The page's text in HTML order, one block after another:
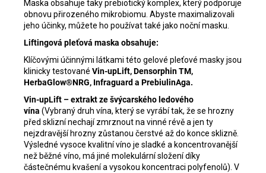
Maska obsahuje taky prebiotický komplex, který podporuje
obnovu přirozeného mikrobiomu. Abyste maximalizovali
jeho účinky, můžete ho používat také jako noční masku.
Liftingová pleťová maska obsahuje:
Klíčovými účinnými látkami této gelové pleťové masky jsou
klinicky testované Vin-upLift, Densorphin TM,
HerbaGlow®NRG, Infraguard a PrebiulinAga.
Vin-upLift – extrakt ze švýcarského ledového
vína (Vybraný druh vína, který se vyrábí tak, že se hrozny
před sklizní nechají zmrznout na vinné révě a jen ty
nejzdravější hrozny zůstanou čerstvé až do konce sklizně.
Výsledné vysoce kvalitní víno je sladké a koncentrovanější
než běžné víno, má jiné molekulární složení díky
částečnému kvašení a vysokou koncentraci polyfenolů). V